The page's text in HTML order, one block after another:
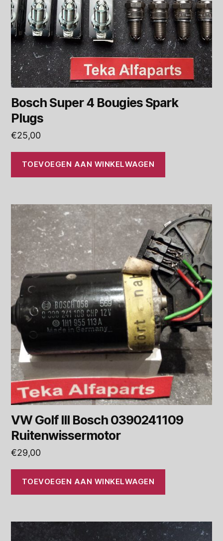
Bosch Super 4 Bougies Spark
Plugs
€25,00
TOEVOEGEN AAN WINKELWAGEN
VW Golf III Bosch 0390241109
Ruitenwissermotor
€29,00
TOEVOEGEN AAN WINKELWAGEN